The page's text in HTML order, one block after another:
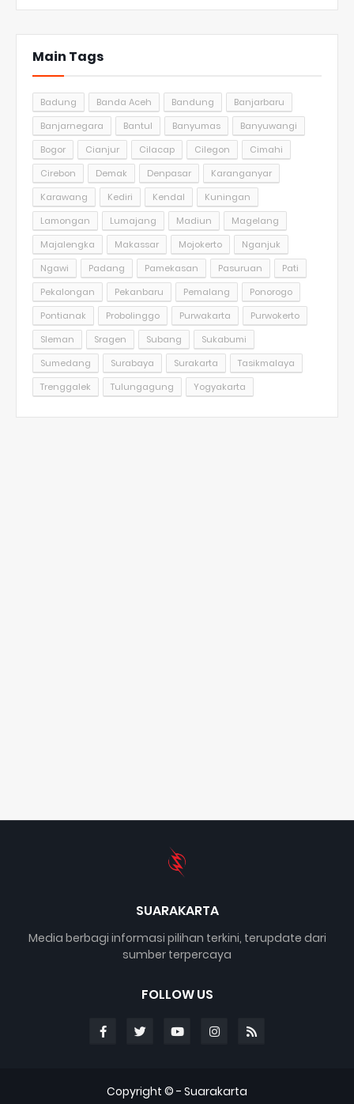
Main Tags
Badung Banda Aceh Bandung
Banjarbaru
Banjarnegara
Bantul Banyumas
Banyuwangi
Bogor
Cianjur Cilacap Cilegon
Cimahi
Cirebon
Demak Denpasar
Karanganyar
Karawang
Kediri Kendal
Kuningan
Lamongan
Lumajang Madiun
Magelang
Majalengka
Makassar Mojokerto
Nganjuk
Ngawi
Padang Pamekasan Pasuruan
Pati
Pekalongan
Pekanbaru Pemalang
Ponorogo
Pontianak
Probolinggo Purwakarta
Purwokerto
Sleman
Sragen Subang
Sukabumi
Sumedang
Surabaya Surakarta
Tasikmalaya
Trenggalek
Tulungagung Yogyakarta
SUARAKARTA
Media berbagi informasi pilihan terkini, terupdate dari
sumber terpercaya
FOLLOW US
Copyright © - Suarakarta